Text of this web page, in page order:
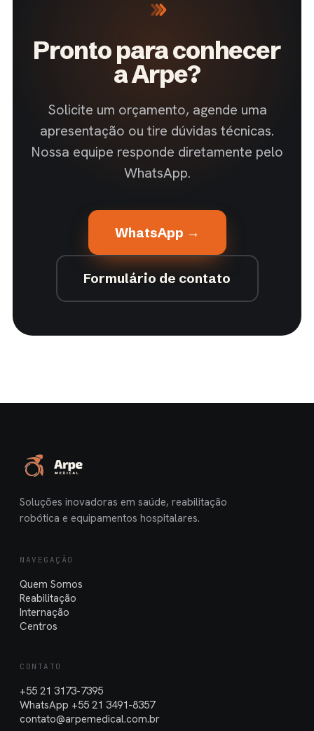
Pronto para conhecer
a Arpe?
Solicite um orçamento, agende uma
apresentação ou tire dúvidas técnicas.
Nossa equipe responde diretamente pelo
WhatsApp.
WhatsApp →
Formulário de contato
Soluções inovadoras em saúde, reabilitação
robótica e equipamentos hospitalares.
NAVEGAÇÃO
Quem Somos
Reabilitação
Internação
Centros
CONTATO
+55 21 3173-7395
WhatsApp +55 21 3491-8357
contato@arpemedical.com.br